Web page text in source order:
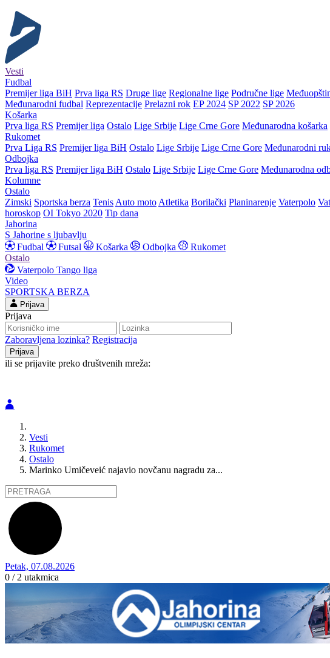
Vesti
Fudbal
Premijer liga BiH Prva liga RS Druge lige Regionalne lige Područne lige
Međunarodni fudbal Reprezentacije Prelazni rok EP 2024 SP 2022 SP 2026
Košarka
Prva liga RS Premijer liga Ostalo Lige Srbije Lige Crne Gore Međunarodna košarka
Rukomet
Prva Liga RS Premijer liga BiH Ostalo Lige Srbije Lige Crne Gore Međunarodni
Odbojka
Prva liga RS Premijer liga BiH Ostalo Lige Srbije Lige Crne Gore Međunarodna
Kolumne
Ostalo
Zimski Sportska berza Tenis Auto moto Atletika Borilački Planinarenje Vaterpolo
horoskop OI Tokyo 2020 Tip dana
Jahorina
S Jahorine s ljubavlju
Fudbal
Futsal Košarka Odbojka
Rukomet
Ostalo
Vaterpolo Tango liga
Video
SPORTSKA BERZA
Prijava
Prijava
Zaboravljena lozinka? Registracija
ili se prijavite preko društvenih mreža:
Vesti
Rukomet
Ostalo
Marinko Umičeveić najavio novčanu nagradu za...
Petak, 07.08.2026
0 / 2 utakmica